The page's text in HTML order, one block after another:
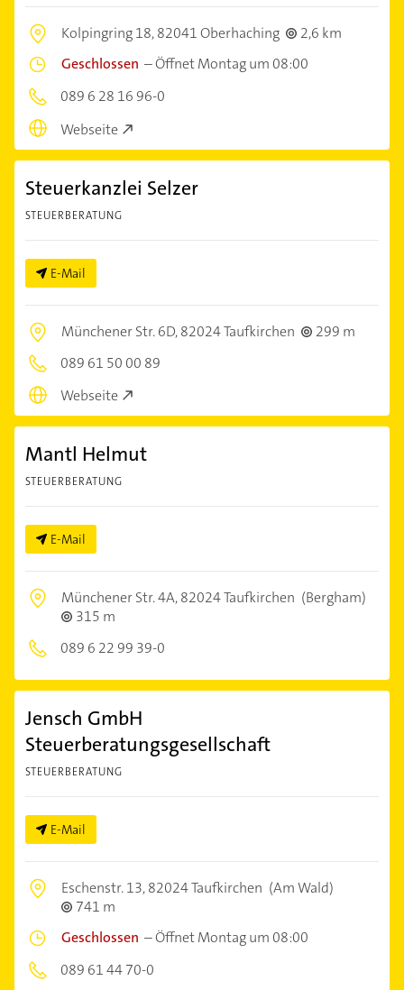
Kolpingring 18,82041 Oberhaching
2,6 km
Geschlossen –Öffnet Montag um 08:00
089 6 28 16 96-0
Webseite
Steuerkanzlei Selzer
STEUERBERATUNG
E-Mail
Münchener Str. 6D,82024 Taufkirchen
299 m
089 61 50 00 89
Webseite
Mantl Helmut
STEUERBERATUNG
E-Mail
Münchener Str. 4A,82024 Taufkirchen (Bergham)
315 m
089 6 22 99 39-0
Jensch GmbH
Steuerberatungsgesellschaft
STEUERBERATUNG
E-Mail
Eschenstr. 13,82024 Taufkirchen (Am Wald)
741 m
Geschlossen –Öffnet Montag um 08:00
089 61 44 70-0